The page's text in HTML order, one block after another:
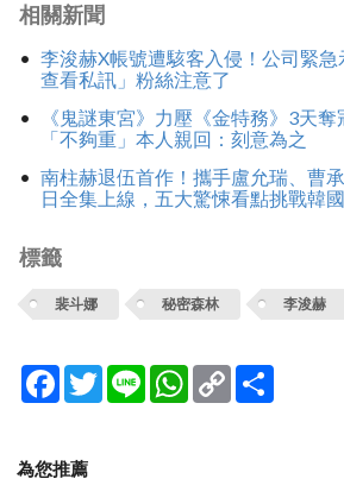
相關新聞
李浚赫X帳號遭駭客入侵！公司緊
查看私訊」粉絲注意了
《鬼謎東宮》力壓《金特務》3天
「不夠重」本人親回：刻意為之
南柱赫退伍首作！攜手盧允瑞、曹
日全集上線，五大驚悚看點挑戰韓
標籤
裴斗娜 秘密森林 李浚赫
Facebook
TwitterLine WhatsApp
Copy
Link
為您推薦